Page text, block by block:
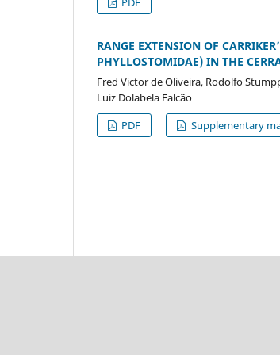
RANGE EXTENSION OF
PHYLLOSTOMIDAE) IN THE
Fred Victor de Oliveira, Rodolfo
Luiz Dolabela Falcão
PDF Supplementary